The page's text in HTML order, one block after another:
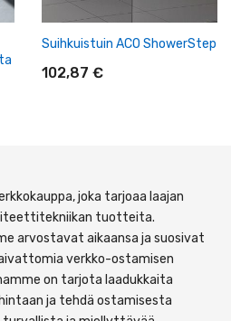
Suihkuistuin ACO ShowerStep
102,87 €
joka tarjoaa laajan
tuotteita.
arvostavat aikaansa ja suosivat
verkko-ostamisen
on tarjota laadukkaita
ja tehdä ostamisesta